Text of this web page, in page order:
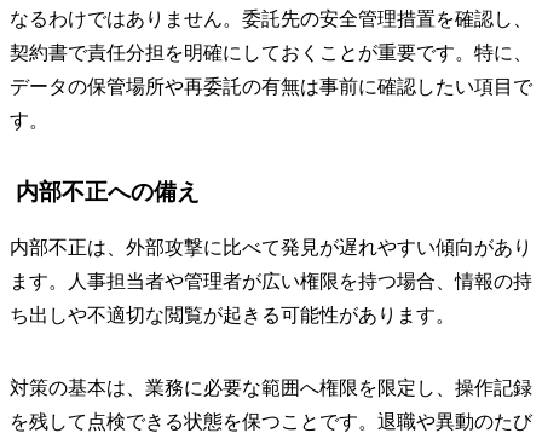
なるわけではありません。委託先の安全管理措置を確認し、
契約書で責任分担を明確にしておくことが重要です。特に、
データの保管場所や再委託の有無は事前に確認したい項目で
す。
内部不正への備え
内部不正は、外部攻撃に比べて発見が遅れやすい傾向があり
ます。人事担当者や管理者が広い権限を持つ場合、情報の持
ち出しや不適切な閲覧が起きる可能性があります。
対策の基本は、業務に必要な範囲へ権限を限定し、操作記録
を残して点検できる状態を保つことです。退職や異動のたび